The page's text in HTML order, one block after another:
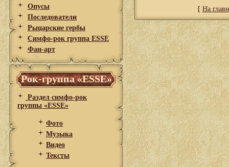
Опусы
Последователи
Рыцарские гербы
Симфо-рок группа ESSE
Фан-арт
Рок-группа «ESSE»
Раздел симфо-рок
группы «ESSE»
Фото
Музыка
Видео
Тексты
[ На